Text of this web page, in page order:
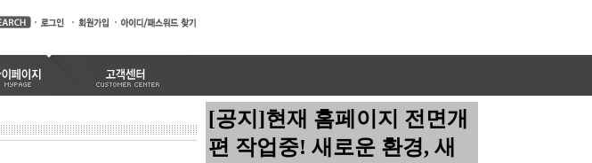
[공지]현재 홈페이지 전면개
편 작업중! 새로운 환경, 새